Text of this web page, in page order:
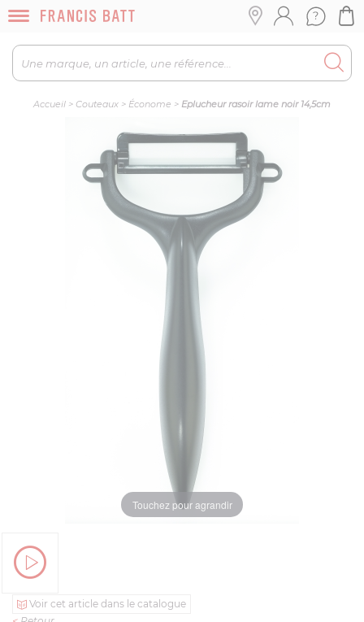
Accueil > Couteaux > Économe > Eplucheur rasoir lame noir 14,5cm
Touchez pour agrandir
Voir cet article dans le catalogue